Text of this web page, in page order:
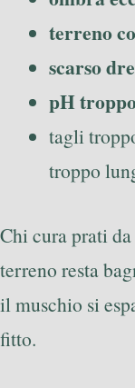
terreno
scarso
pH
tagli
troppo
Chi cura prati
terreno resta
il muschio si
fitto.